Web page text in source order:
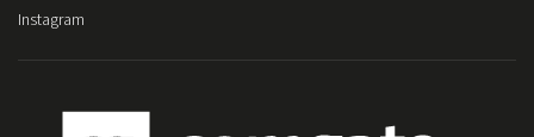
Instagram